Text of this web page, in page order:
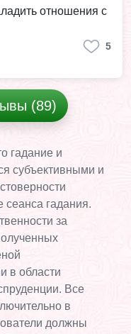
отношения с
5
(89)
гадание и
субъективными и
гадания.
за
в области
Все
в
должны